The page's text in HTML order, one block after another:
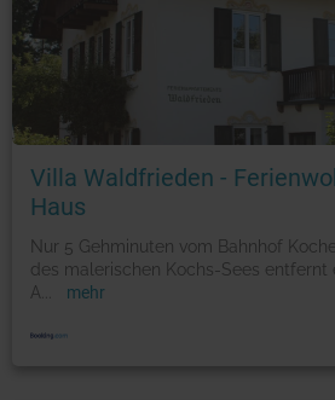
Villa Waldfrieden -
Haus
Nur 5 Gehminuten vom Bahnhof
des malerischen Kochs-Sees entfernt
A
mehr